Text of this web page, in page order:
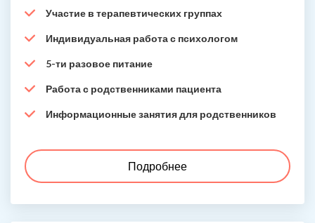
Участие в терапевтических группах
Индивидуальная работа с психологом
5-ти разовое питание
Работа с родственниками пациента
Информационные занятия для родственников
Подробнее